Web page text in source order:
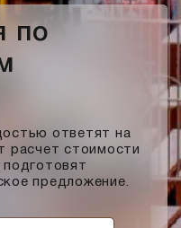
по
ответят на
расчет стоимости
предложение.